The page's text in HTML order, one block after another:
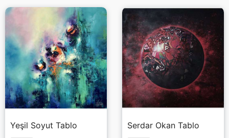
Yeşil Soyut Tablo Serdar Okan Tablo